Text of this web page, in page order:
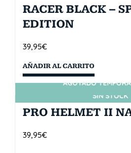
RACER BLACK –
EDITION
39,95€
AÑADIR AL CARRITO
SIN STOCK
AGOTADO
PRO HELMET II
39,95€